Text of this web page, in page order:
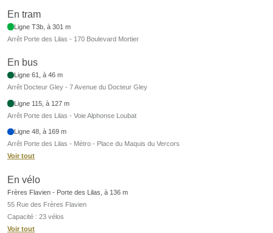
En tram
Ligne T3b, à 301 m
Arrêt Porte des Lilas - 170 Boulevard Mortier
En bus
Ligne 61, à 46 m
Arrêt Docteur Gley - 7 Avenue du Docteur Gley
Ligne 115, à 127 m
Arrêt Porte des Lilas - Voie Alphonse Loubat
Ligne 48, à 169 m
Arrêt Porte des Lilas - Métro - Place du Maquis du Vercors
Voir tout
En vélo
Frères Flavien - Porte des Lilas, à 136 m
55 Rue des Frères Flavien
Capacité : 23 vélos
Voir tout